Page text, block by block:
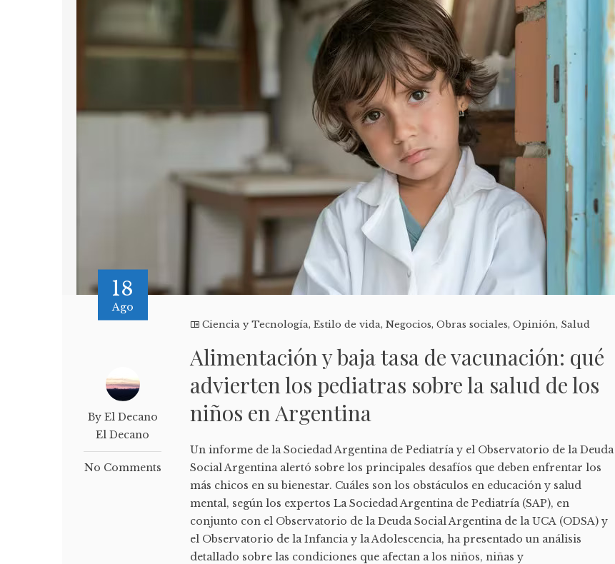
18
Ago
By El Decano
El Decano
No Comments
Ciencia y Tecnología,Estilo de vida,Negocios,Obras sociales,Opinión, Salud
Alimentación y baja tasa de vacunación: qué
advierten los pediatras sobre la salud de los
niños en Argentina
Un informe de la Sociedad Argentina de Pediatría y el Observatorio de la Deuda
Social Argentina alertó sobre los principales desafíos que deben enfrentar los
más chicos en su bienestar. Cuáles son los obstáculos en educación y salud
mental, según los expertos La Sociedad Argentina de Pediatría (SAP), en
conjunto con el Observatorio de la Deuda Social Argentina de la UCA (ODSA) y
el Observatorio de la Infancia y la Adolescencia, ha presentado un análisis
detallado sobre las condiciones que afectan a los niños, niñas y